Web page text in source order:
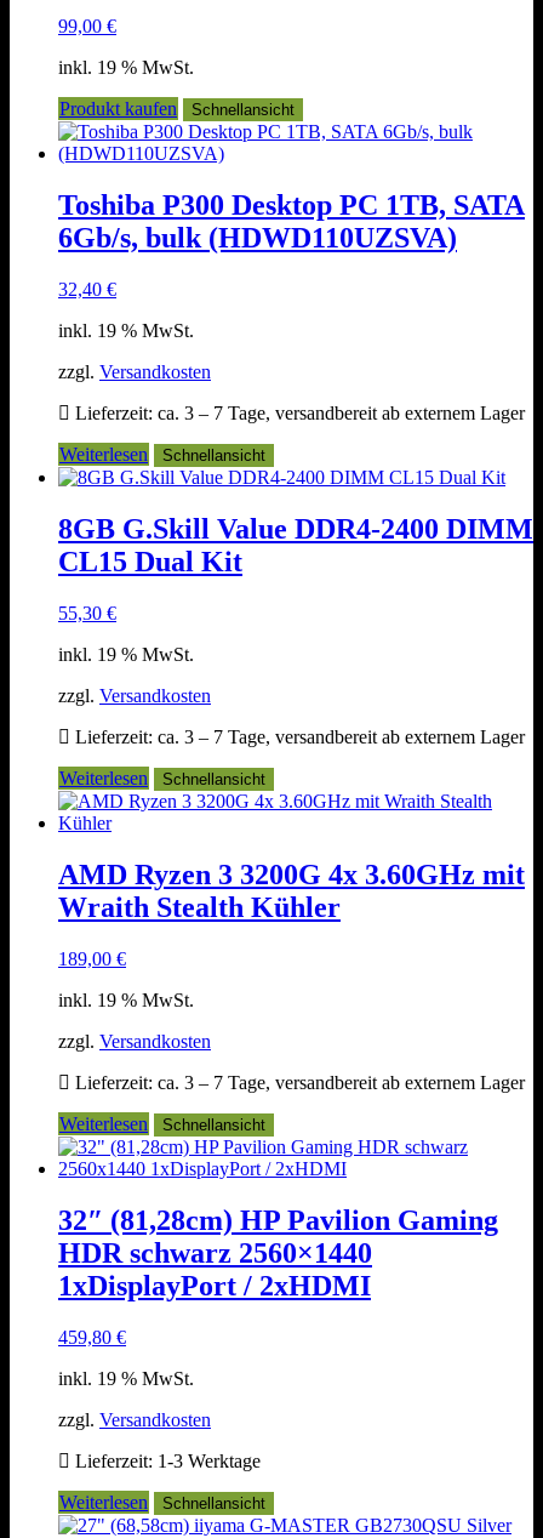
99,00 €
inkl. 19 % MwSt.
Produkt kaufen
Schnellansicht
Toshiba P300 Desktop PC 1TB, SATA
6Gb/s, bulk (HDWD110UZSVA)
32,40 €
inkl. 19 % MwSt.
zzgl. Versandkosten
Lieferzeit: ca. 3 – 7 Tage, versandbereit ab externem Lager
Weiterlesen
Schnellansicht
8GB G.Skill Value DDR4-2400 DIMM
CL15 Dual Kit
55,30 €
inkl. 19 % MwSt.
zzgl. Versandkosten
Lieferzeit: ca. 3 – 7 Tage, versandbereit ab externem Lager
Weiterlesen
Schnellansicht
AMD Ryzen 3 3200G 4x 3.60GHz mit
Wraith Stealth Kühler
189,00 €
inkl. 19 % MwSt.
zzgl. Versandkosten
Lieferzeit: ca. 3 – 7 Tage, versandbereit ab externem Lager
Weiterlesen
Schnellansicht
32″ (81,28cm) HP Pavilion Gaming
HDR schwarz 2560×1440
1xDisplayPort / 2xHDMI
459,80 €
inkl. 19 % MwSt.
zzgl. Versandkosten
Lieferzeit: 1-3 Werktage
Weiterlesen
Schnellansicht